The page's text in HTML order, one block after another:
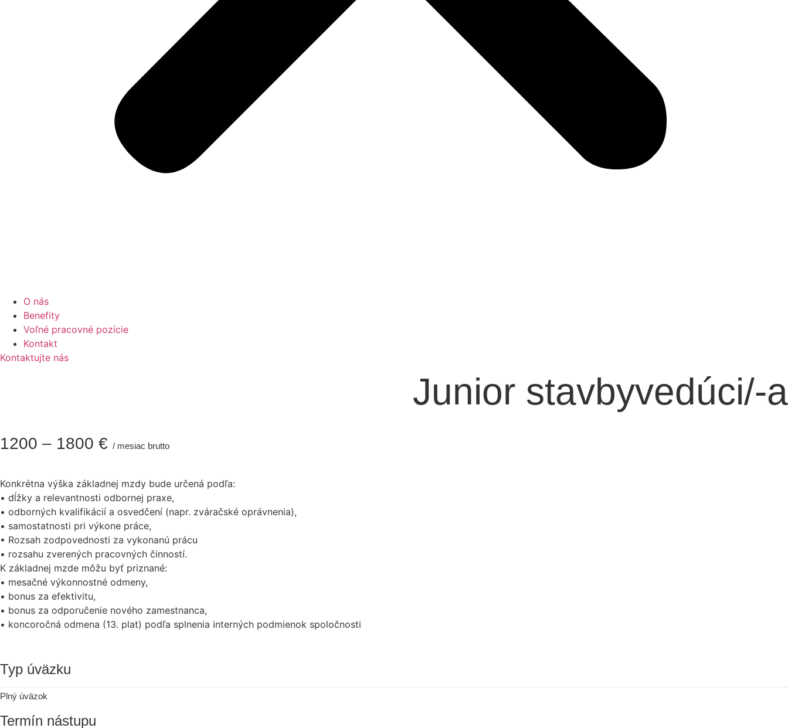
O nás
Benefity
Voľné pracovné pozície
Kontakt
Kontaktujte nás
Junior stavbyvedúci/-a
1200 – 1800 € / mesiac brutto
Konkrétna výška základnej mzdy bude určená podľa:
• dĺžky a relevantnosti odbornej praxe,
• odborných kvalifikácií a osvedčení (napr. zváračské oprávnenia),
• samostatnosti pri výkone práce,
• Rozsah zodpovednosti za vykonanú prácu
• rozsahu zverených pracovných činností.
K základnej mzde môžu byť priznané:
• mesačné výkonnostné odmeny,
• bonus za efektivitu,
• bonus za odporučenie nového zamestnanca,
• koncoročná odmena (13. plat) podľa splnenia interných podmienok spoločnosti
Typ úväzku
Plný úväzok
Termín nástupu